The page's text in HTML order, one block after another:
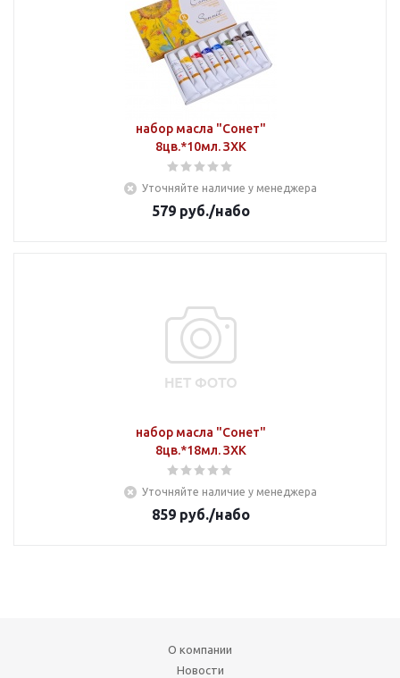
набор масла "Сонет"
8цв.*10мл. ЗХК
Уточняйте наличие у менеджера
579руб./набо
набор масла "Сонет"
8цв.*18мл. ЗХК
Уточняйте наличие у менеджера
859руб./набо
О компании
Новости